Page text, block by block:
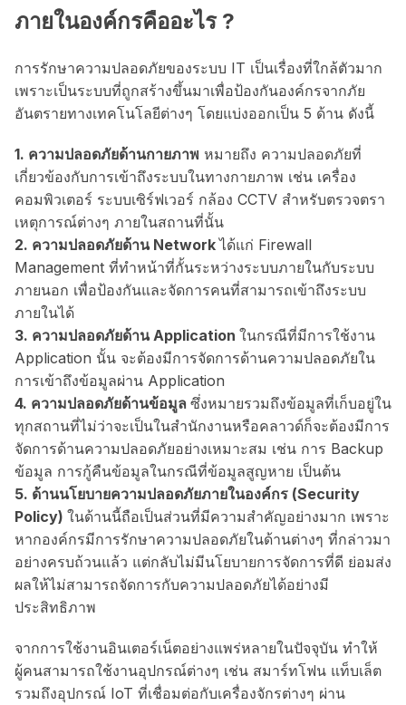
ภายในองค์กรคืออะไร ?
การรักษาความปลอดภัยของระบบ IT เป็นเรื่องที่ใกล้ตัวมาก
เพราะเป็นระบบที่ถูกสร้างขึ้นมาเพื่อป้องกันองค์กรจากภัย
อันตรายทางเทคโนโลยีต่างๆ โดยแบ่งออกเป็น 5 ด้าน ดังนี้
1. ความปลอดภัยด้านกายภาพ หมายถึง ความปลอดภัยที่
เกี่ยวข้องกับการเข้าถึงระบบในทางกายภาพ เช่น เครื่อง
คอมพิวเตอร์ ระบบเซิร์ฟเวอร์ กล้อง CCTV สำหรับตรวจตรา
เหตุการณ์ต่างๆ ภายในสถานที่นั้น
2. ความปลอดภัยด้าน Networkได้แก่ Firewall
Management ที่ทำหน้าที่กั้นระหว่างระบบภายในกับระบบ
ภายนอก เพื่อป้องกันและจัดการคนที่สามารถเข้าถึงระบบ
ภายในได้
3. ความปลอดภัยด้าน Application ในกรณีที่มีการใช้งาน
Application นั้น จะต้องมีการจัดการด้านความปลอดภัยใน
การเข้าถึงข้อมูลผ่าน Application
4. ความปลอดภัยด้านข้อมูล ซึ่งหมายรวมถึงข้อมูลที่เก็บอยู่ใน
ทุกสถานที่ไม่ว่าจะเป็นในสำนักงานหรือคลาวด์ก็จะต้องมีการ
จัดการด้านความปลอดภัยอย่างเหมาะสม เช่น การ Backup
ข้อมูล การกู้คืนข้อมูลในกรณีที่ข้อมูลสูญหาย เป็นต้น
5. ด้านนโยบายความปลอดภัยภายในองค์กร (Security
Policy) ในด้านนี้ถือเป็นส่วนที่มีความสำคัญอย่างมาก เพราะ
หากองค์กรมีการรักษาความปลอดภัยในด้านต่างๆ ที่กล่าวมา
อย่างครบถ้วนแล้ว แต่กลับไม่มีนโยบายการจัดการที่ดี ย่อมส่ง
ผลให้ไม่สามารถจัดการกับความปลอดภัยได้อย่างมี
ประสิทธิภาพ
จากการใช้งานอินเตอร์เน็ตอย่างแพร่หลายในปัจจุบัน ทำให้
ผู้คนสามารถใช้งานอุปกรณ์ต่างๆ เช่น สมาร์ทโฟน แท็บเล็ต
รวมถึงอุปกรณ์ IoT ที่เชื่อมต่อกับเครื่องจักรต่างๆ ผ่าน